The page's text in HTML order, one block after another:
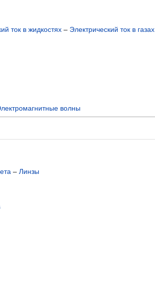
ток в жидкостях – Электрический ток в газах
волны
– Линзы